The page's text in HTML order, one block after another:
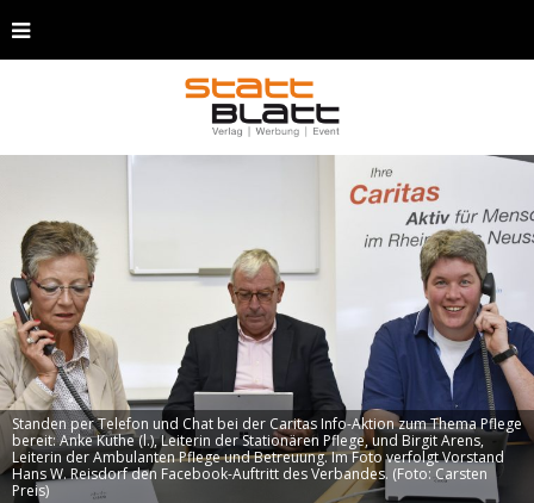
Standen per Telefon und Chat bei der Caritas Info-Aktion zum Thema Pflege
bereit: Anke Kuthe (l.), Leiterin der Stationären Pflege, und Birgit Arens,
Leiterin der Ambulanten Pflege und Betreuung. Im Foto verfolgt Vorstand
Hans W. Reisdorf den Facebook-Auftritt des Verbandes. (Foto: Carsten
Preis)